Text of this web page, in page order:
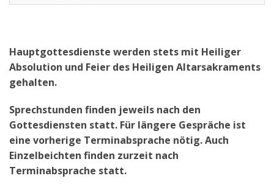
Hauptgottesdienste werden stets mit Heiliger
Absolution und Feier des Heiligen Altarsakraments
gehalten.
Sprechstunden finden jeweils nach den
Gottesdiensten statt. Für längere Gespräche ist
eine vorherige Terminabsprache nötig. Auch
Einzelbeichten finden zurzeit nach
Terminabsprache statt.